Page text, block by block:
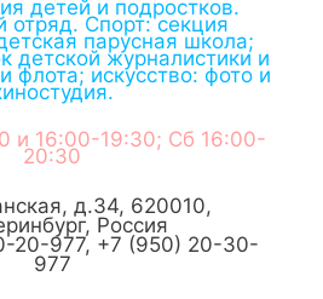
детей и подростков.
отряд. Спорт: секция
парусная школа;
детской журналистики и
флота; искусство: фото и
и 16:00-19:30; Сб 16:00-
20:30
д.34, 620010,
, Россия
20-977, +7 (950) 20-30-
977